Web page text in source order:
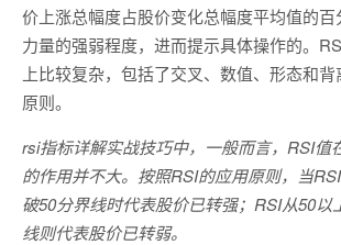
价上涨总幅度占股价变化总幅度平均值的
力量的强弱程度，进而提示具体操作的。
上比较复杂，包括了交叉、数值、形态和
原则。
rsi指标详解实战技巧中，一般而言，RSI值
的作用并不大。按照RSI的应用原则，当
破50分界线时代表股价已转强；RSI从50以
线则代表股价已转弱。